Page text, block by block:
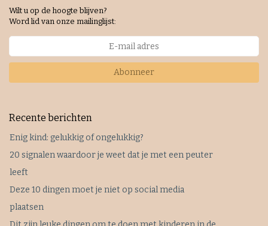
Wilt u op de hoogte blijven?
Word lid van onze mailinglijst:
Abonneer
Recente berichten
Enig kind: gelukkig of ongelukkig?
20 signalen waardoor je weet dat je met een peuter
leeft
Deze 10 dingen moet je niet op social media
plaatsen